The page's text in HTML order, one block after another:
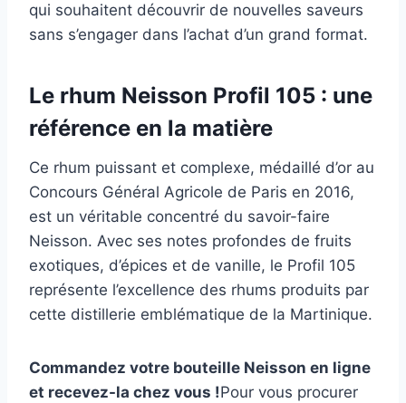
qui souhaitent découvrir de nouvelles saveurs
sans s’engager dans l’achat d’un grand format.
Le rhum Neisson Profil 105 : une
référence en la matière
Ce rhum puissant et complexe, médaillé d’or au
Concours Général Agricole de Paris en 2016,
est un véritable concentré du savoir-faire
Neisson. Avec ses notes profondes de fruits
exotiques, d’épices et de vanille, le Profil 105
représente l’excellence des rhums produits par
cette distillerie emblématique de la Martinique.
Commandez votre bouteille Neisson en ligne
et recevez-la chez vous !Pour vous procurer